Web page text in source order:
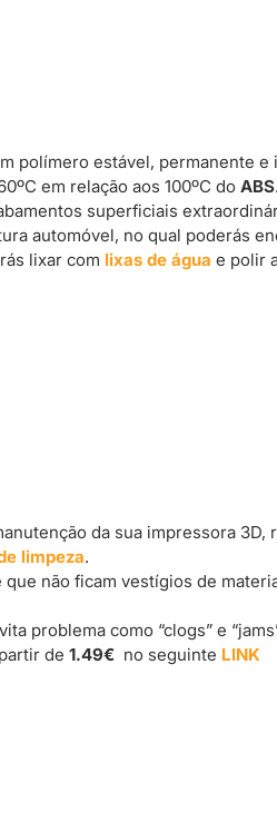
polímero estável, permanente
em relação aos 100ºC doABS
superficiais
automóvel, no qual poderás
lixar com lixas de água e polir
da sua impressora
limpeza.
que não ficam vestígios de
problema como “clogs” e
de1.49€ no seguinte LINK